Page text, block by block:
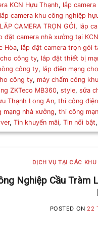
KCN Hựu Thạnh, lắp
lắp camera khu công nghiệp
LẮP CAMERA TRỌN GÓI, lắp
đặt camera nhà xưởng tại
Hòa, lắp đặt camera trọn gói
công ty, lắp đặt thiết bị
công ty, lắp điện mạng
công ty, máy chấm công
ZKTeco MB360,style,sửa
Thạnh Long An,thi công
nhà xưởng,thi công
,Tin khuyến mãi,Tin nổi bật
DỊCH VỤ TẠI CÁC KHU
Nghiệp Cầu Tràm
POSTED ON22